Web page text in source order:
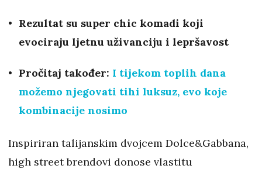
Rezultat su super chic komadi koji
evociraju ljetnu uživanciju i lepršavost
Pročitaj također: I tijekom toplih dana
možemo njegovati tihi luksuz, evo koje
kombinacije nosimo
Inspiriran talijanskim dvojcem Dolce&Gabbana,
high street brendovi donose vlastitu